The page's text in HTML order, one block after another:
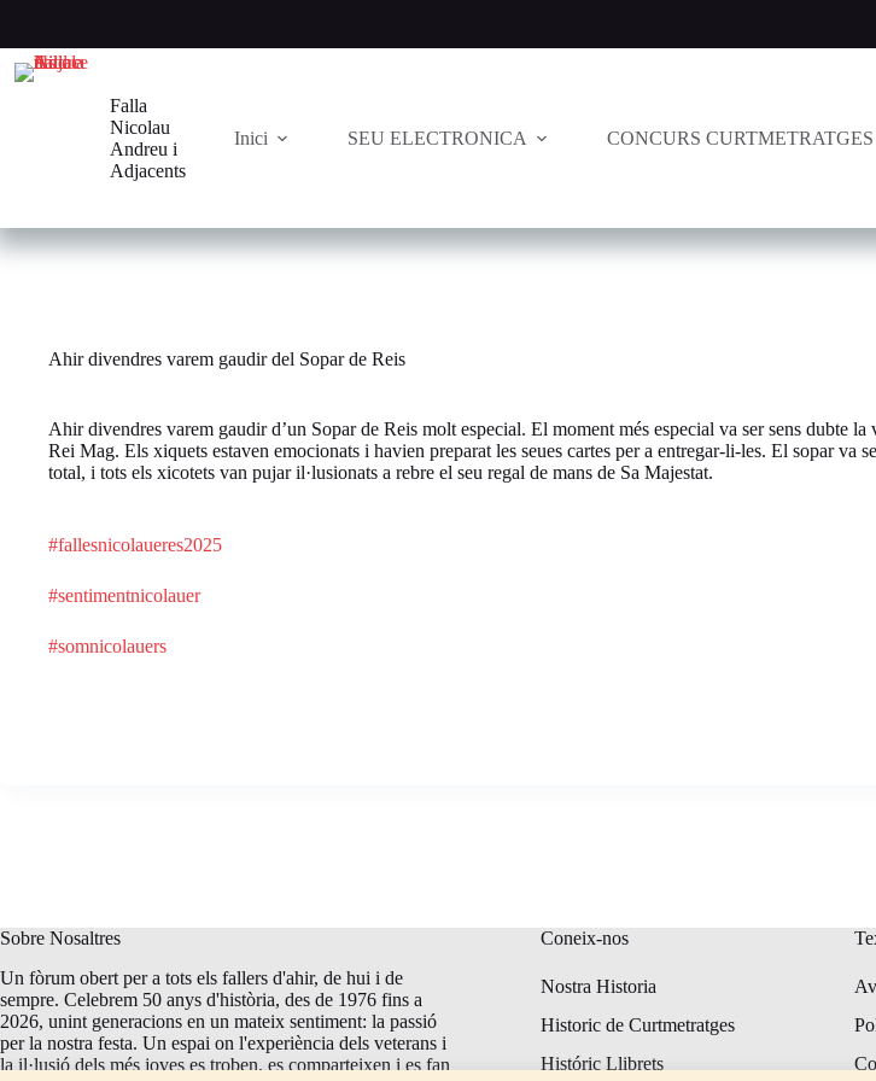
contenido
Falla
Nicolau
Andreu i
Adjacents
Inici SEU ELECTRONICA CONCURS CURTMETRATGES
Ahir divendres varem gaudir del Sopar de Reis
Ahir divendres varem gaudir d’un Sopar de Reis molt especial. El moment més especial va ser sens dubte la
Rei Mag. Els xiquets estaven emocionats i havien preparat les seues cartes per a entregar-li-les. El sopar va
total, i tots els xicotets van pujar il·lusionats a rebre el seu regal de mans de Sa Majestat.
#fallesnicolaueres2025
#sentimentnicolauer
#somnicolauers
Sobre Nosaltres
Un fòrum obert per a tots els fallers d'ahir, de hui i de
sempre. Celebrem 50 anys d'història, des de 1976 fins a
2026, unint generacions en un mateix sentiment: la passió
per la nostra festa. Un espai on l'experiència dels veterans i
la il·lusió dels més joves es troben, es comparteixen i es fan
Coneix-nos
Nostra Historia
Historic de Curtmetratges
Históric Llibrets